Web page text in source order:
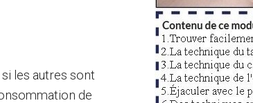
les autres sont
de